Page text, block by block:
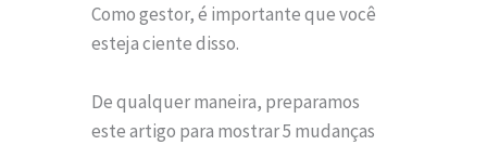
Como gestor, é importante que você
esteja ciente disso.
De qualquer maneira, preparamos
este artigo para mostrar 5 mudanças